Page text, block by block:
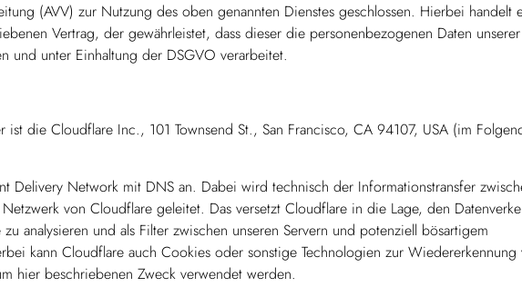
(AVV) zur Nutzung des oben genannten Dienstes geschlossen. Hierbei handelt
Vertrag, der gewährleistet, dass dieser die personenbezogenen Daten unserer
und unter Einhaltung der DSGVO verarbeitet.
die Cloudflare Inc., 101 Townsend St., San Francisco, CA 94107, USA (im
Delivery Network mit DNS an. Dabei wird technisch der Informationstransfer
von Cloudflare geleitet. Das versetzt Cloudflare in die Lage, den
analysieren und als Filter zwischen unseren Servern und potenziell bösartigem
kann Cloudflare auch Cookies oder sonstige Technologien zur Wiedererkennung
hier beschriebenen Zweck verwendet werden.